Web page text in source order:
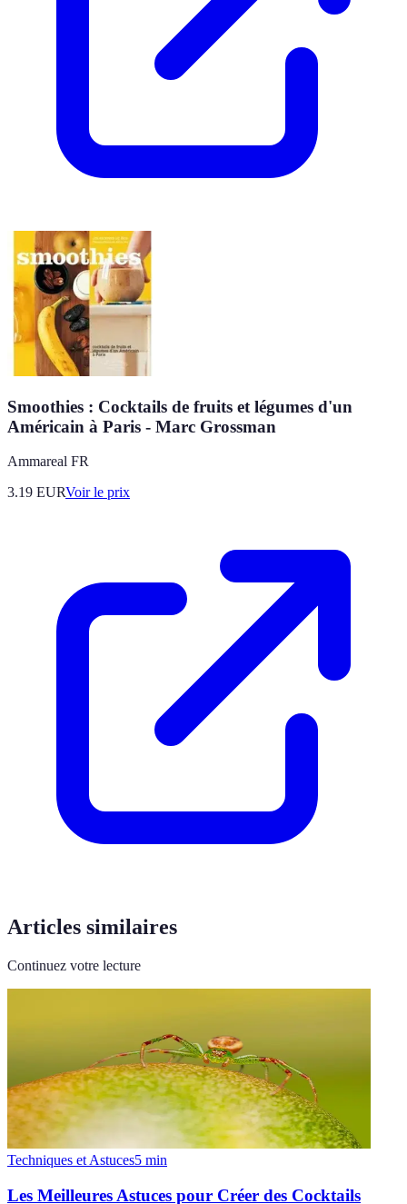
Smoothies : Cocktails de fruits et légumes d'un
Américain à Paris - Marc Grossman
Ammareal FR
3.19 EURVoir le prix
Articles similaires
Continuez votre lecture
Techniques et Astuces5 min
Les Meilleures Astuces pour Créer des Cocktails